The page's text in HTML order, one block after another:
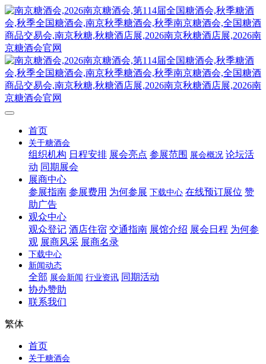
首页
关于糖酒会
组织机构 日程安排 展会亮点 参展范围 展会概况 论坛活
动 同期展会
展商中心
参展指南 参展费用 为何参展 下载中心 在线预订展位 赞
助广告
观众中心
观众登记 酒店住宿 交通指南 展馆介绍 展会日程 为何参
观 展商风采 展商名录
下载中心
新闻动态
全部 展会新闻 行业资讯 同期活动
协办赞助
联系我们
繁体
首页
关于糖酒会